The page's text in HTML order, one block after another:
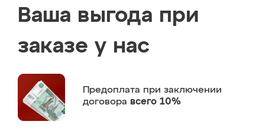
Ваша выгода при
заказе у нас
Предоплата при заключении
договора всего 10%